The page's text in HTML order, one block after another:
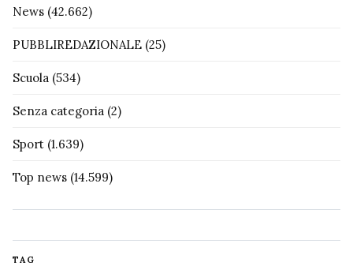
News (42.662)
PUBBLIREDAZIONALE (25)
Scuola (534)
Senza categoria (2)
Sport (1.639)
Top news (14.599)
TAG